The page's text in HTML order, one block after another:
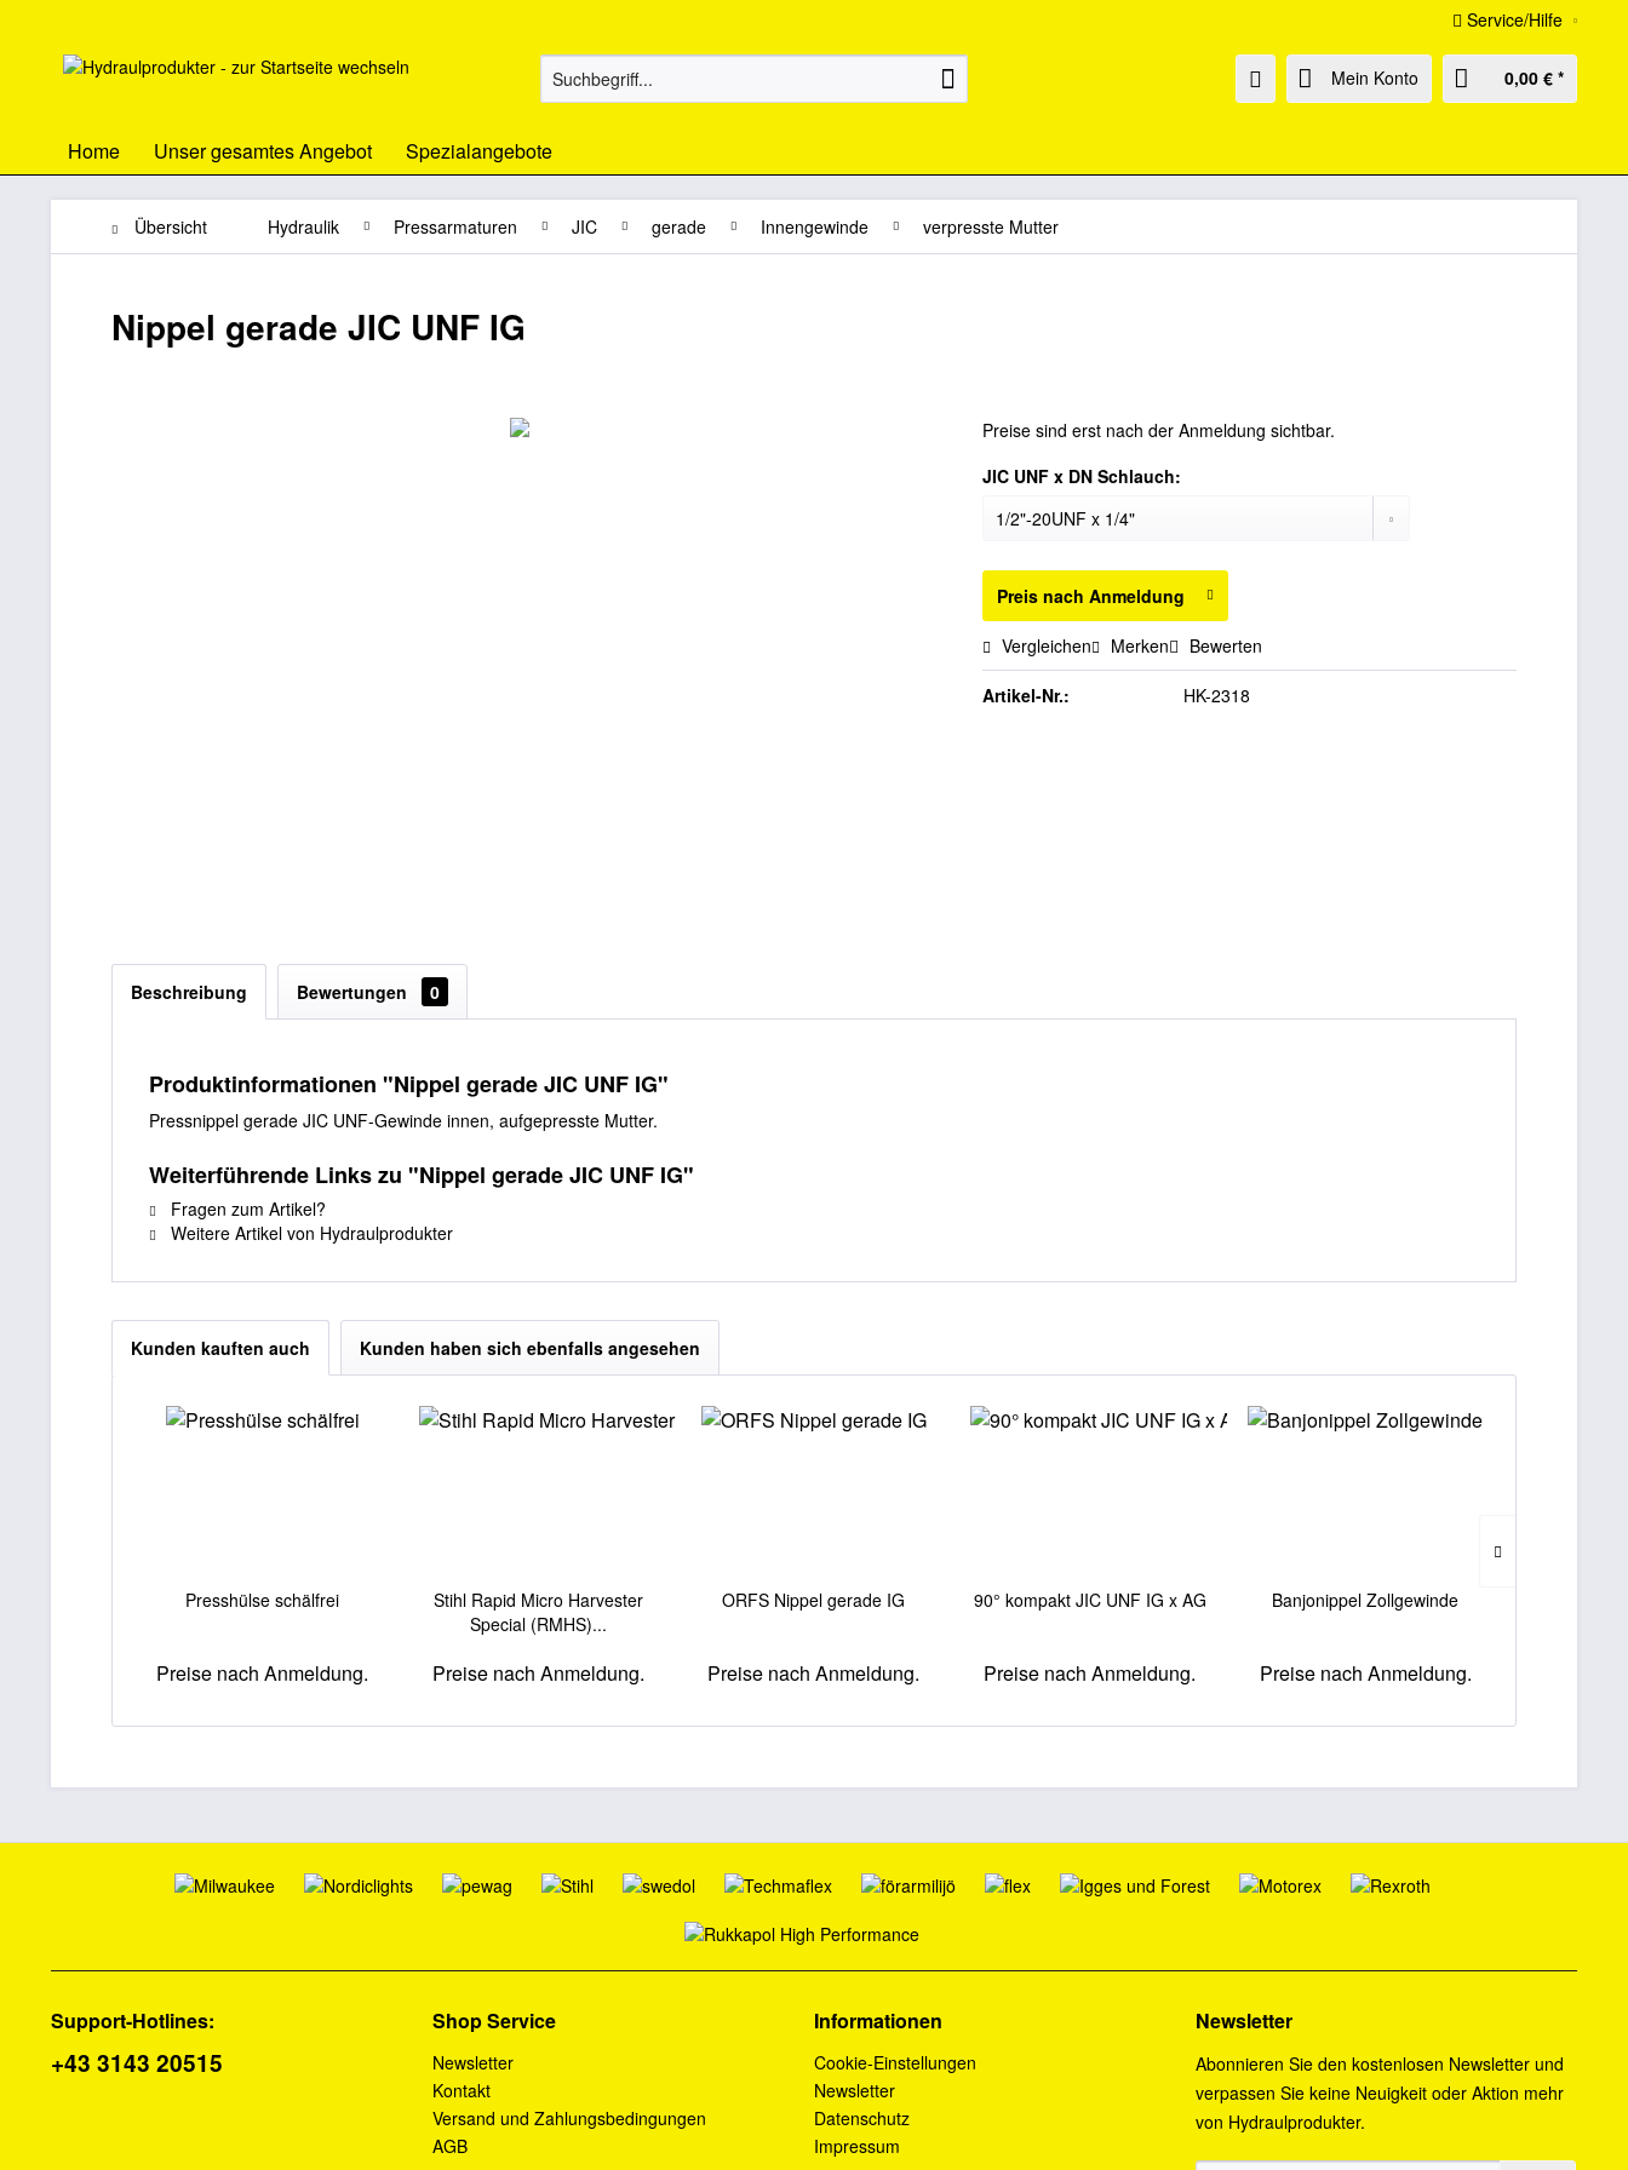
Service/Hilfe
Mein Konto 0,00 € *
Home Unser gesamtes Angebot Spezialangebote
Übersicht Hydraulik Pressarmaturen JIC gerade Innengewinde verpresste Mutter
Nippel gerade JIC UNF IG
Preise sind erst nach der Anmeldung sichtbar.
JIC UNF x DN Schlauch:
Preis nach Anmeldung
Vergleichen Merken Bewerten
Artikel-Nr.: HK-2318
Beschreibung Bewertungen 0
Produktinformationen "Nippel gerade JIC UNF IG"
Pressnippel gerade JIC UNF-Gewinde innen, aufgepresste Mutter.
Weiterführende Links zu "Nippel gerade JIC UNF IG"
Fragen zum Artikel?
Weitere Artikel von Hydraulprodukter
Kunden kauften auch Kunden haben sich ebenfalls angesehen
Presshülse schälfrei
Preise nach Anmeldung.
Stihl Rapid Micro Harvester
Special (RMHS)...
Preise nach Anmeldung.
ORFS Nippel gerade IG
Preise nach Anmeldung.
90° kompakt JIC UNF IG x AG
Preise nach Anmeldung.
Banjonippel Zollgewinde
Preise nach Anmeldung.
Support-Hotlines:
+43 3143 20515
Shop Service
Newsletter
Kontakt
Versand und Zahlungsbedingungen
AGB
Informationen
Cookie-Einstellungen
Newsletter
Datenschutz
Impressum
Newsletter
Abonnieren Sie den kostenlosen Newsletter und
verpassen Sie keine Neuigkeit oder Aktion mehr
von Hydraulprodukter.